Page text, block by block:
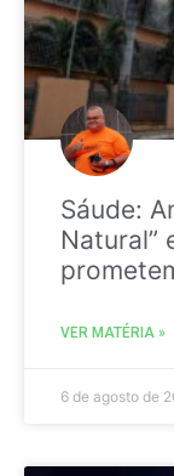
Sáude:
Natural”
VER MATÉRIA »
6 de agosto de